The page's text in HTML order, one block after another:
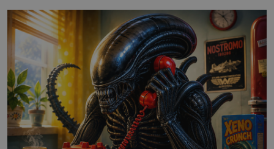
měkkost a bezpečí, proto by pokoj miminka měl působit
především klidně a útulně. Předškolní věk je